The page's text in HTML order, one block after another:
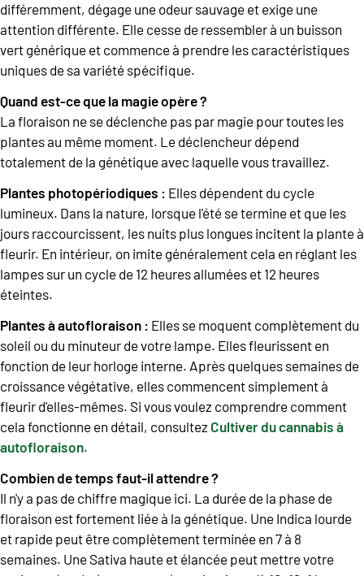
différemment, dégage une odeur sauvage et exige une
attention différente. Elle cesse de ressembler à un buisson
vert générique et commence à prendre les caractéristiques
uniques de sa variété spécifique.
Quand est-ce que la magie opère ?
La floraison ne se déclenche pas par magie pour toutes les
plantes au même moment. Le déclencheur dépend
totalement de la génétique avec laquelle vous travaillez.
Plantes photopériodiques : Elles dépendent du cycle
lumineux. Dans la nature, lorsque l'été se termine et que les
jours raccourcissent, les nuits plus longues incitent la plante à
fleurir. En intérieur, on imite généralement cela en réglant les
lampes sur un cycle de 12 heures allumées et 12 heures
éteintes.
Plantes à autofloraison : Elles se moquent complètement du
soleil ou du minuteur de votre lampe. Elles fleurissent en
fonction de leur horloge interne. Après quelques semaines de
croissance végétative, elles commencent simplement à
fleurir d'elles-mêmes. Si vous voulez comprendre comment
cela fonctionne en détail, consultez Cultiver du cannabis à
autofloraison.
Combien de temps faut-il attendre ?
Il n'y a pas de chiffre magique ici. La durée de la phase de
floraison est fortement liée à la génétique. Une Indica lourde
et rapide peut être complètement terminée en 7 à 8
semaines. Une Sativa haute et élancée peut mettre votre